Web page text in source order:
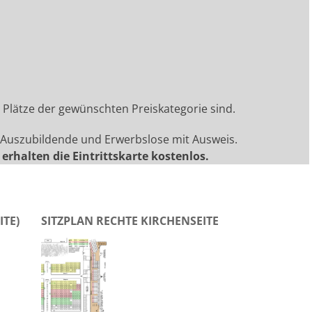
der gewünschten Preiskategorie sind.
und Erwerbslose mit Ausweis.
die Eintrittskarte kostenlos.
SITZPLAN RECHTE KIRCHENSEITE